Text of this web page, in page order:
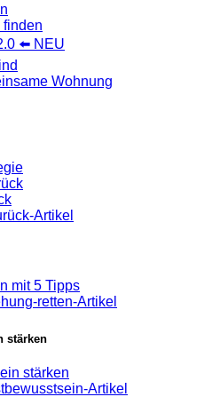
finden
⬅️ NEU
Wohnung
Artikel
mit 5 Tipps
retten-Artikel
stärken
stärken
Artikel